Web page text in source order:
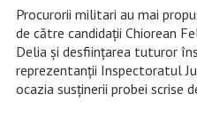
Procurorii militari au mai
de către candidații Chiorean
Delia și desființarea tuturor
reprezentanții Inspectoratul
ocazia susținerii probei scrise